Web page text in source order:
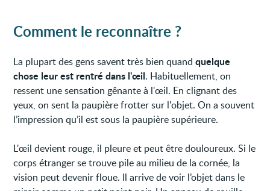
Comment le reconnaître ?
La plupart des gens savent très bien quandquelque
chose leur est rentré dans l'œil. Habituellement, on
ressent une sensation gênante à l'œil. En clignant des
yeux, on sent la paupière frotter sur l'objet. On a souvent
l’impression qu’il est sous la paupière supérieure.
L'œil devient rouge, il pleure et peut être douloureux. Si le
corps étranger se trouve pile au milieu de la cornée, la
vision peut devenir floue. Il arrive de voir l’objet dans le